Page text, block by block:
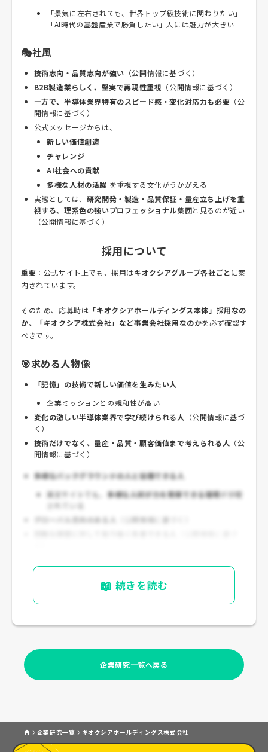
「景気に左右されても、世界トップ級技術に関わりたい」
「AI時代の基盤産業で勝負したい」人には魅力が大きい
🎭社風
技術志向・品質志向が強い （公開情報に基づく）
B2B製造業らしく、堅実で再現性重視 （公開情報に基づく）
一方で、半導体業界特有のスピード感・変化対応力も必要 （公
開情報に基づく）
公式メッセージからは、
新しい価値創造
チャレンジ
AI社会への貢献
多様な人材の活躍 を重視する文化がうかがえる
実態としては、 研究開発・製造・品質保証・量産立ち上げを重
視する、理系色の強いプロフェッショナル集団と見るのが近い
（公開情報に基づく）
採用について
重要 ：公式サイト上でも、採用はキオクシアグループ各社ごと に案
内されています。
そのため、応募時は 「キオクシアホールディングス本体」採用なの
か、「キオクシア株式会社」など事業会社採用なのかを必ず確認す
べきです。
🎯求める人物像
「記憶」の技術で新しい価値を生みたい人
企業ミッションとの親和性が高い
変化の激しい半導体業界で学び続けられる人 （公開情報に基づ
く）
技術だけでなく、量産・品質・顧客価値まで考えられる人 （公
開情報に基づく）
多様なバックグラウンドの人と協働できる人
英文サイトでも、 多様な人材が力を発揮できる環境が示唆
されている
グローバル志向のある人
（公開情報に基づく）
📖 続きを読む
企業研究一覧へ戻る
企業研究一覧 キオクシアホールディングス株式会社